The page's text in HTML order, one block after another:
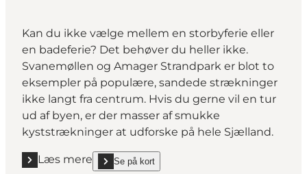
Kan du ikke vælge mellem en storbyferie eller
en badeferie? Det behøver du heller ikke.
Svanemøllen og Amager Strandpark er blot to
eksempler på populære, sandede strækninger
ikke langt fra centrum. Hvis du gerne vil en tur
ud af byen, er der masser af smukke
kyststrækninger at udforske på hele Sjælland.
Læs mere
Læs mere "Tag til stranden på få minutter"
Se på kort
show Tag til stranden på få minutter on_map